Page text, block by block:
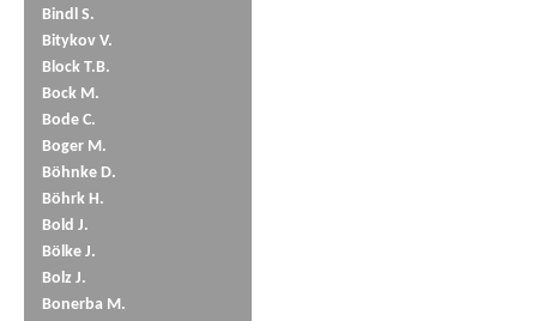
Bindl S.
Bitykov V.
Block T.B.
Bock M.
Bode C.
Boger M.
Böhnke D.
Böhrk H.
Bold J.
Bölke J.
Bolz J.
Bonerba M.